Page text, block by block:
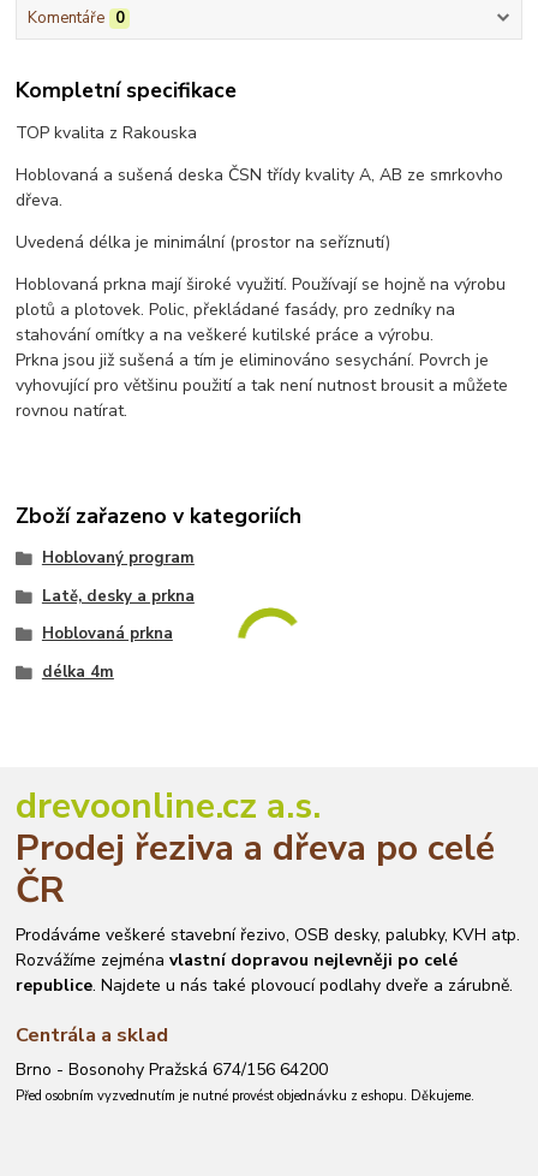
Komentáře 0
Kompletní specifikace
TOP kvalita z Rakouska
Hoblovaná a sušená deska ČSN třídy kvality A, AB ze smrkovho
dřeva.
Uvedená délka je minimální (prostor na seříznutí)
Hoblovaná prkna mají široké využití. Používají se hojně na výrobu
plotů a plotovek. Polic, překládané fasády, pro zedníky na
stahování omítky a na veškeré kutilské práce a výrobu.
Prkna jsou již sušená a tím je eliminováno sesychání. Povrch je
vyhovující pro většinu použití a tak není nutnost brousit a můžete
rovnou natírat.
Zboží zařazeno v kategoriích
Hoblovaný program
Latě, desky a prkna
Hoblovaná prkna
délka 4m
drevoonline.cz a.s.
Prodej řeziva a dřeva po celé
ČR
Prodáváme veškeré stavební řezivo, OSB desky, palubky, KVH atp.
Rozvážíme zejménavlastní dopravou nejlevněji po celé
republice. Najdete u nás také plovoucí podlahy dveře a zárubně.
Centrála a sklad
Brno - Bosonohy Pražská 674/156 64200
Před osobním vyzvednutím je nutné provést objednávku z eshopu. Děkujeme.